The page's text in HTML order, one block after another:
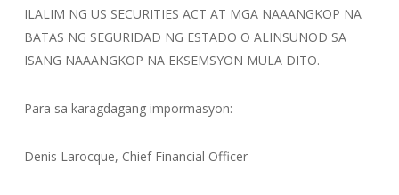
ILALIM NG US SECURITIES ACT AT MGA NAAANGKOP NA
BATAS NG SEGURIDAD NG ESTADO O ALINSUNOD SA
ISANG NAAANGKOP NA EKSEMSYON MULA DITO.
Para sa karagdagang impormasyon:
Denis Larocque, Chief Financial Officer